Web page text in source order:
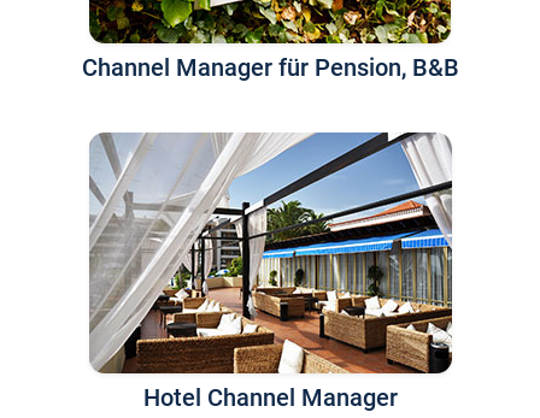
Channel Manager für Pension, B&B
Hotel Channel Manager